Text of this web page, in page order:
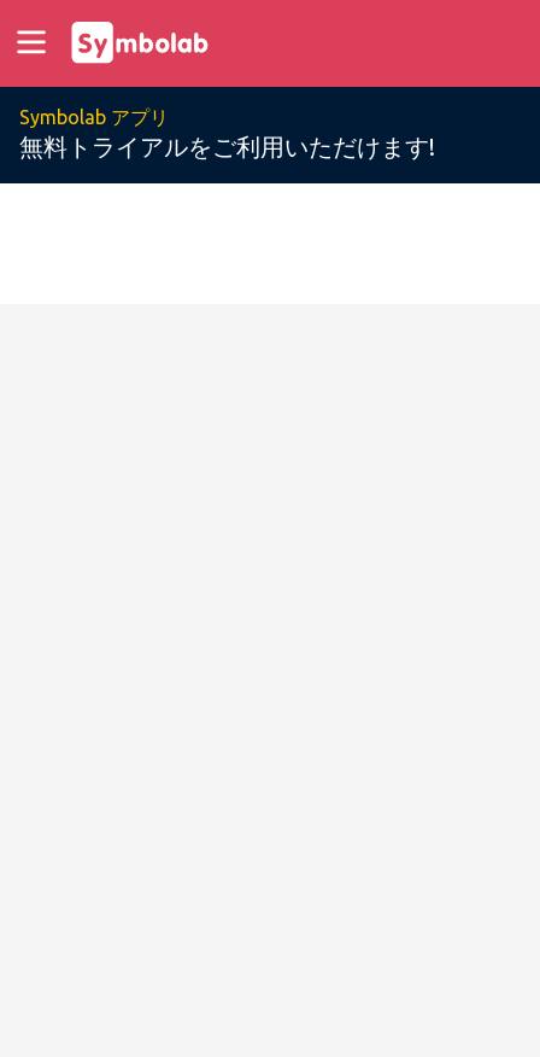
Symbolab アプリ
無料トライアルをご利用いただけます!